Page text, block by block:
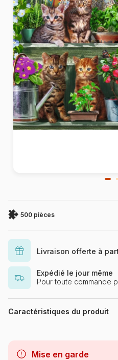
500 pièces
Livraison offerte à
Expédié le jour même
Pour toute commande
Caractéristiques du produit
Mise en garde